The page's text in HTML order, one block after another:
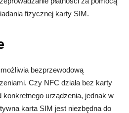
fizycznej karty SIM.
bezprzewodową
Czy NFC działa bez karty
urządzenia, jednak w
karta SIM jest niezbędna do